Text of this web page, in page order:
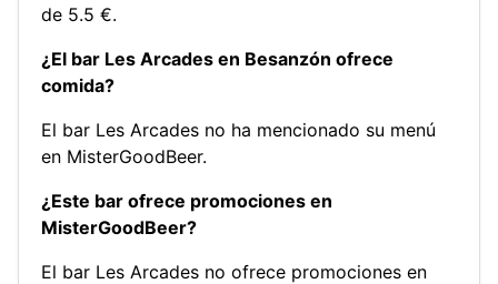
de 5.5 €.
¿El bar Les Arcades en Besanzón ofrece
comida?
El bar Les Arcades no ha mencionado su menú
en MisterGoodBeer.
¿Este bar ofrece promociones en
MisterGoodBeer?
El bar Les Arcades no ofrece promociones en